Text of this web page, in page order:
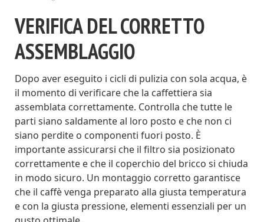
VERIFICA DEL CORRETTO
ASSEMBLAGGIO
Dopo aver eseguito i cicli di pulizia con sola acqua, è
il momento di verificare che la caffettiera sia
assemblata correttamente. Controlla che tutte le
parti siano saldamente al loro posto e che non ci
siano perdite o componenti fuori posto. È
importante assicurarsi che il filtro sia posizionato
correttamente e che il coperchio del bricco si chiuda
in modo sicuro. Un montaggio corretto garantisce
che il caffè venga preparato alla giusta temperatura
e con la giusta pressione, elementi essenziali per un